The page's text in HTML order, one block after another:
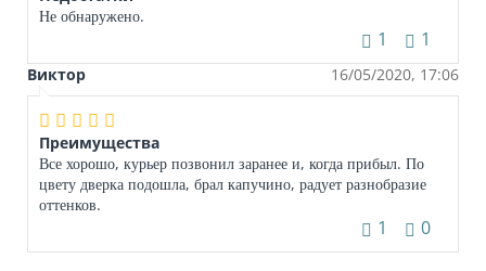
Не обнаружено.
1 1
Виктор 16/05/2020, 17:06
Преимущества
Все хорошо, курьер позвонил заранее и, когда прибыл. По
цвету дверка подошла, брал капучино, радует разнобразие
оттенков.
1 0